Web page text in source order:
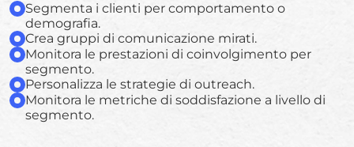
Segmenta i clienti per comportamento o
demografia.
Crea gruppi di comunicazione mirati.
Monitora le prestazioni di coinvolgimento per
segmento.
Personalizza le strategie di outreach.
Monitora le metriche di soddisfazione a livello di
segmento.